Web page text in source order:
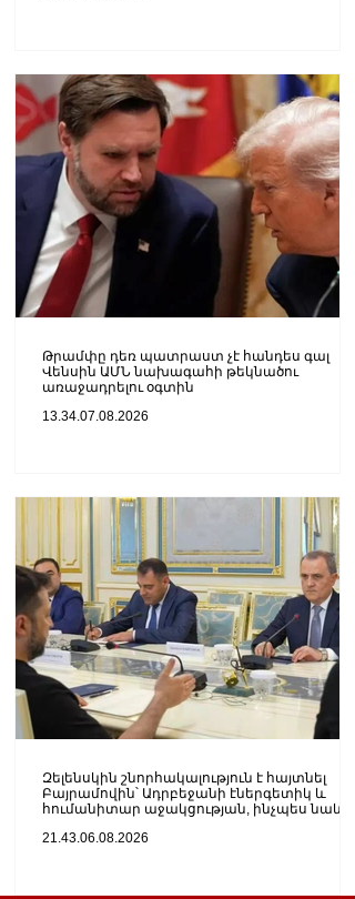
Թրամփը դեռ պատրաստ չէ հանդես գալ
Վենսին ԱՄՆ նախագահի թեկնածու
առաջադրելու օգտին
13.34.07.08.2026
Զելենսկին շնորհակալություն է հայտնել
Բայրամովին՝ Ադրբեջանի էներգետիկ և
հումանիտար աջակցության, ինչպես նաև
21.43.06.08.2026